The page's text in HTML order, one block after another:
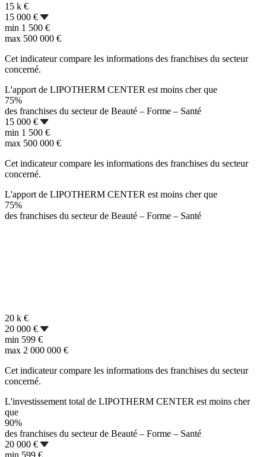
15 k €
15 000 €
min 1 500 €
max 500 000 €
Cet indicateur compare les informations des franchises du secteur
concerné.
L'apport de LIPOTHERM CENTER est moins cher que
75%
des franchises du secteur de Beauté – Forme – Santé
15 000 €
min 1 500 €
max 500 000 €
Cet indicateur compare les informations des franchises du secteur
concerné.
L'apport de LIPOTHERM CENTER est moins cher que
75%
des franchises du secteur de Beauté – Forme – Santé
20 k €
20 000 €
min 599 €
max 2 000 000 €
Cet indicateur compare les informations des franchises du secteur
concerné.
L'investissement total de LIPOTHERM CENTER est moins cher
que
90%
des franchises du secteur de Beauté – Forme – Santé
20 000 €
min 599 €